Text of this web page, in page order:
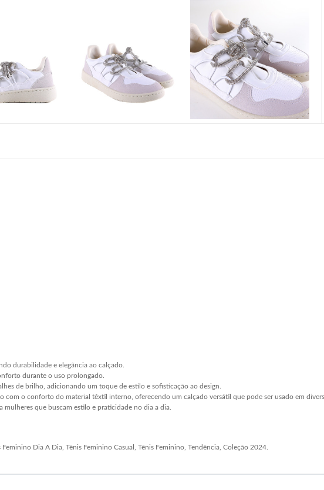
durabilidade e elegância ao calçado.
durante o uso prolongado.
de brilho, adicionando um toque de estilo e sofisticação ao design.
o conforto do material têxtil interno, oferecendo um calçado versátil que pode ser usado em
que buscam estilo e praticidade no dia a dia.
Dia A Dia, Tênis Feminino Casual, Tênis Feminino, Tendência, Coleção 2024.